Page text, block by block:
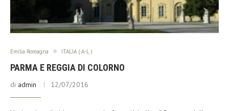
Emilia Romagna ITALIA ( A-L )
PARMA E REGGIA DI COLORNO
di admin 12/07/2016